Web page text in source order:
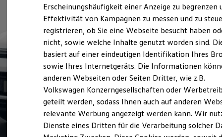
Ladezeitensimulator
Batterie
Sicherheit
Garantie und Lebensdauer
Nachhaltigkeit
Technologie
Kosten und Kauf
Verbrauchskosten
Kaufoptionen
E-Auto-Förderung
Software und Konnektivität
Die ID. Software 6
ID. Software Versionen und Updates
Digitale Extras
Schnittstellen zu Ihrem ID.
Erscheinungshäufigkeit einer Anzeige zu begrenzen
Effektivität von Kampagnen zu messen und zu
registrieren, ob Sie eine Webseite besucht haben
nicht, sowie welche Inhalte genutzt worden sind.
basiert auf einer eindeutigen Identifikation Ihres
sowie Ihres Internetgeräts. Die Informationen
anderen Webseiten oder Seiten Dritter, wie z.B.
Volkswagen Konzerngesellschaften oder
geteilt werden, sodass Ihnen auch auf anderen
relevante Werbung angezeigt werden kann. Wir
Dienste eines Dritten für die Verarbeitung solcher